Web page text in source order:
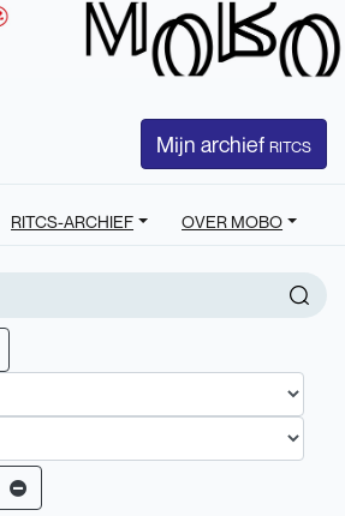
Mijn archief RITCS
RITCS-ARCHIEF OVER MOBO